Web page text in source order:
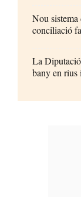
Nou sistema
conciliació
La
bany en rius